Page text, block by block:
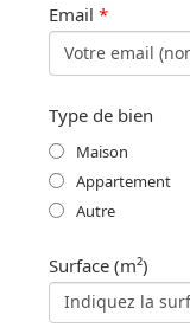
Email *
Type de bien
Maison
Appartement
Autre
Surface (m²)